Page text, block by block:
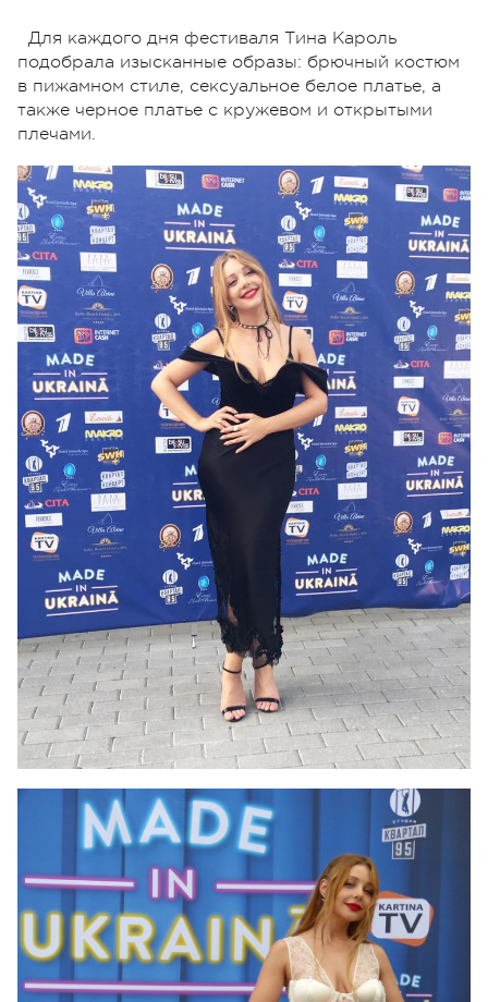
Для каждого дня фестиваля Тина Кароль
подобрала изысканные образы: брючный костюм
в пижамном стиле, сексуальное белое платье, а
также черное платье с кружевом и открытыми
плечами.